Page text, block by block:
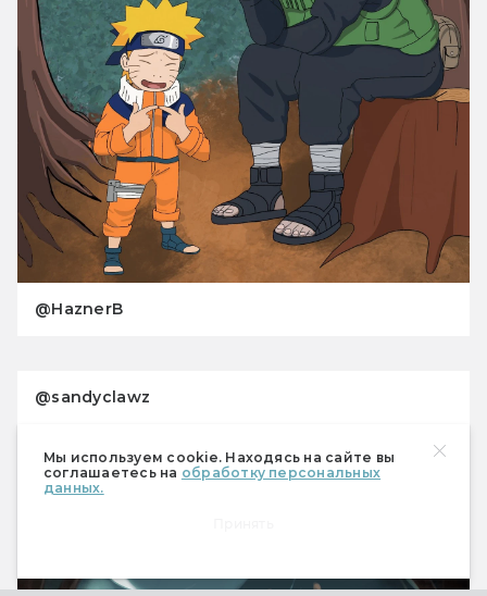
Мы используем cookie. Находясь на сайте вы
соглашаетесь на обработку персональных
данных.
@HaznerB
@sandyclawz